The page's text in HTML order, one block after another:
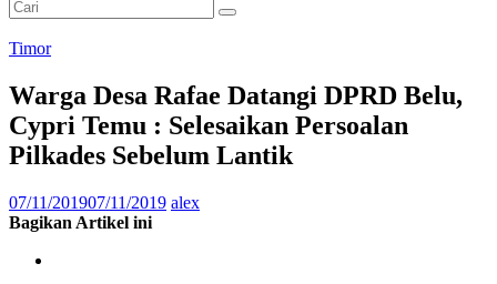
Timor
Warga Desa Rafae Datangi DPRD Belu,
Cypri Temu : Selesaikan Persoalan
Pilkades Sebelum Lantik
07/11/201907/11/2019 alex
Bagikan Artikel ini